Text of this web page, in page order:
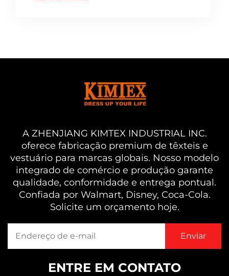
A ZHENJIANG KIMTEX INDUSTRIAL INC.
oferece fabricação premium de têxteis e
vestuário para marcas globais. Nosso modelo
integrado de comércio e produção garante
qualidade, conformidade e entrega pontual.
Confiada por Walmart, Disney, Coca-Cola.
Solicite um orçamento hoje.
ENTRE EM CONTATO